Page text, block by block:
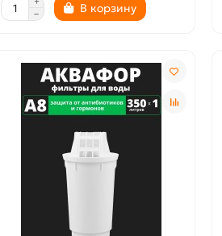
В корзину